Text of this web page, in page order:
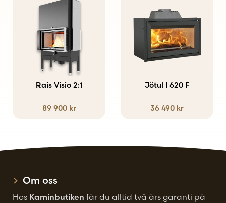
produktsidan
väljas
på
produktsidan
Rais Visio 2:1
89 900 kr
Jötul I 620 F
36 490 kr
Om oss
Hos Kaminbutiken får du alltid två års garanti på